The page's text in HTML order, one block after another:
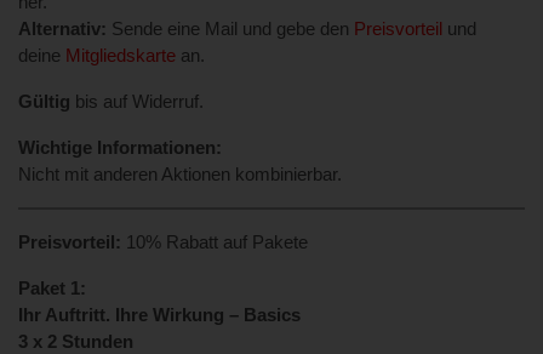
Alternativ: Sende eine Mail und gebe den Preisvorteil und
deine Mitgliedskarte an.
Gültig bis auf Widerruf.
Wichtige Informationen:
Nicht mit anderen Aktionen kombinierbar.
Preisvorteil: 10% Rabatt auf Pakete
Paket 1:
Ihr Auftritt. Ihre Wirkung – Basics
3 x 2 Stunden